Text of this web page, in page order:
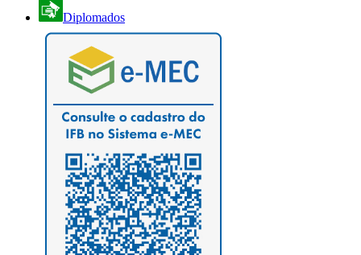
Diplomados